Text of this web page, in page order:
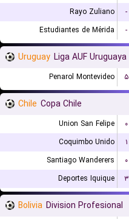
Rayo Zuliano
-
Estudiantes de Mérida
-
Uruguay Liga AUF Uruguaya
Penarol Montevideo ۵
Chile Copa Chile
Union San Felipe ۰
Coquimbo Unido
۱
Santiago Wanderers
۰
Deportes Iquique
۳
Bolivia Division Profesional